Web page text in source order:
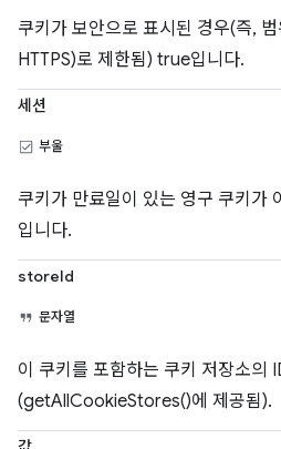
쿠키가 보안으로 표시된 경우(즉,
HTTPS)로 제한됨) true입니다.
세션
부울
쿠키가 만료일이 있는 영구 쿠키가
입니다.
storeId
문자열
이 쿠키를 포함하는 쿠키 저장소의
(getAllCookieStores()에 제공됨).